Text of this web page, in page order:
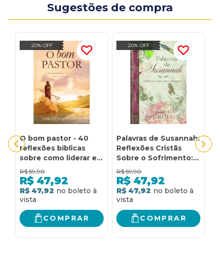
Sugestões de compra
20% OFF
O bom pastor - 40
reflexões bíblicas
sobre como liderar e
ser liderado: 40
reflexões bíblicas
sobre como liderar e
ser liderado.
R$ 59,90
R$ 47,92
R$ 47,92
COMPRAR
20% OFF
Palavras de Susannah:
Reflexões Cristãs
Sobre o Sofrimento:
Reflexões cristãs
sobre o sofrimento
R$ 59,90
R$ 47,92
R$ 47,92
COMPRAR